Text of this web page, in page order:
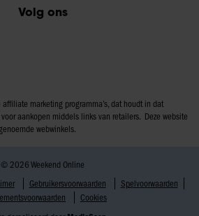
Volg ons
marketing programma’s, dat houdt in dat
aankopen middels links van retailers. Deze website
webwinkels.
© 2026 Weekend Online
Gebruikersvoorwaarden
Spelvoorwaarden
Cookies